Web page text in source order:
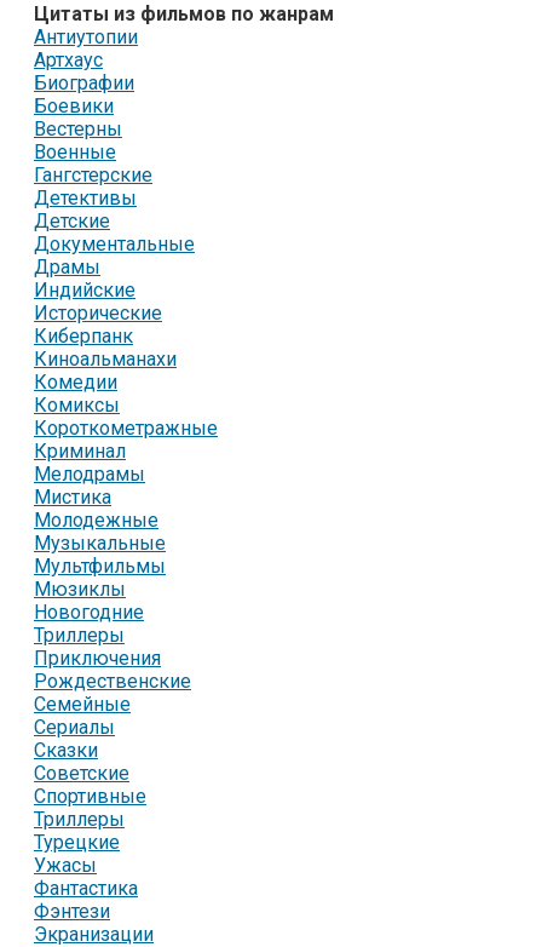
Цитаты из фильмов по жанрам
Антиутопии
Артхаус
Биографии
Боевики
Вестерны
Военные
Гангстерские
Детективы
Детские
Документальные
Драмы
Индийские
Исторические
Киберпанк
Киноальманахи
Комедии
Комиксы
Короткометражные
Криминал
Мелодрамы
Мистика
Молодежные
Музыкальные
Мультфильмы
Мюзиклы
Новогодние
Триллеры
Приключения
Рождественские
Семейные
Сериалы
Сказки
Советские
Спортивные
Триллеры
Турецкие
Ужасы
Фантастика
Фэнтези
Экранизации